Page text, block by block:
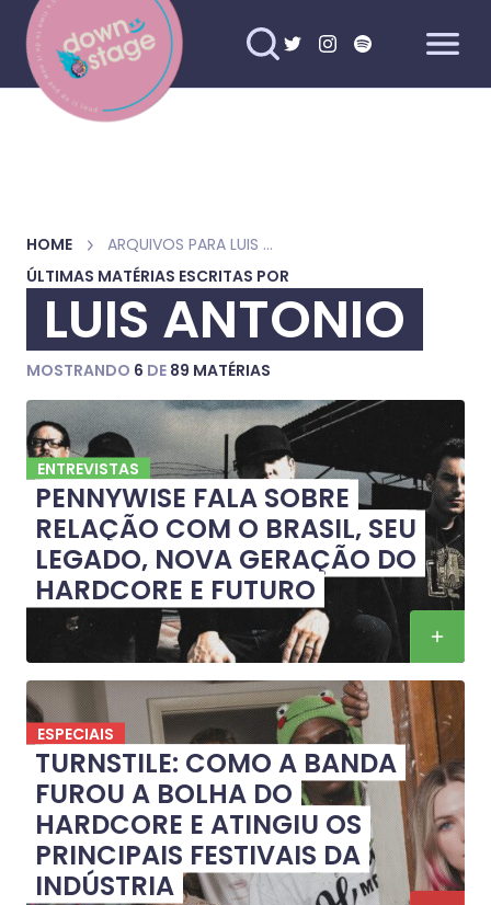
HOME
ARQUIVOS PARA LUIS ANTONIO
ÚLTIMAS MATÉRIAS ESCRITAS POR
LUIS ANTONIO
MOSTRANDO 6 DE 89 MATÉRIAS
ENTREVISTAS
PENNYWISE FALA SOBRE
RELAÇÃO COM O BRASIL, SEU
LEGADO, NOVA GERAÇÃO DO
HARDCORE E FUTURO
ESPECIAIS
TURNSTILE: COMO A BANDA
FUROU A BOLHA DO
HARDCORE E ATINGIU OS
PRINCIPAIS FESTIVAIS DA
INDÚSTRIA